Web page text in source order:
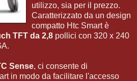
utilizzo, sia per il prezzo.
Caratterizzato da un design
compatto Htc Smart è
TFT da 2,8 pollici con 320 x 240
Sense, ci consente di
in modo da facilitare l'accesso